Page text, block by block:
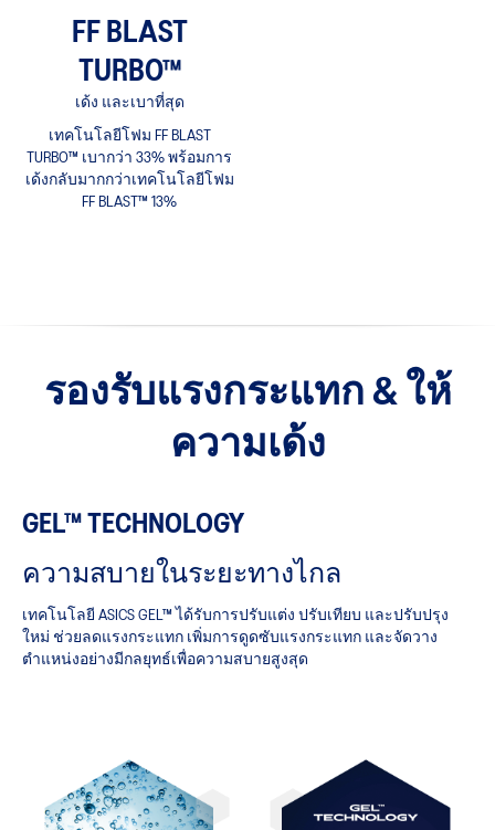
FF BLAST
TURBO™
เด้ง และเบาที่สุด
เทคโนโลยีโฟม FF BLAST
TURBO™ เบากว่า 33% พร้อมการ
เด้งกลับมากกว่าเทคโนโลยีโฟม
FF BLAST™ 13%
รองรับแรงกระแทก & ให้
ความเด้ง
GEL™ TECHNOLOGY
ความสบายในระยะทางไกล
เทคโนโลยี ASICS GEL™ ได้รับการปรับแต่ง ปรับเทียบ และปรับปรุง
ใหม่ ช่วยลดแรงกระแทก เพิ่มการดูดซับแรงกระแทก และจัดวาง
ตำแหน่งอย่างมีกลยุทธ์เพื่อความสบายสูงสุด